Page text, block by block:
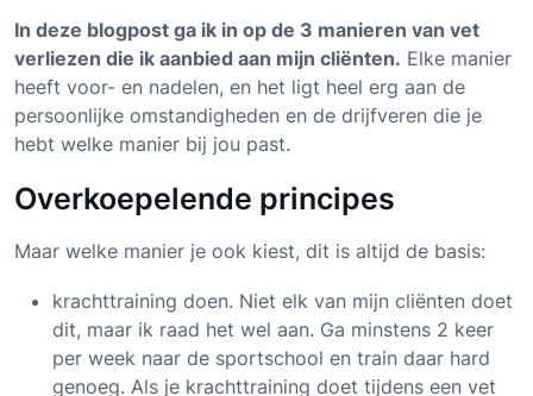
In deze blogpost ga ik in op de 3 manieren van vet
verliezen die ik aanbied aan mijn cliënten. Elke manier
heeft voor- en nadelen, en het ligt heel erg aan de
persoonlijke omstandigheden en de drijfveren die je
hebt welke manier bij jou past.
Overkoepelende principes
Maar welke manier je ook kiest, dit is altijd de basis:
krachttraining doen. Niet elk van mijn cliënten doet
dit, maar ik raad het wel aan. Ga minstens 2 keer
per week naar de sportschool en train daar hard
genoeg. Als je krachttraining doet tijdens een vet